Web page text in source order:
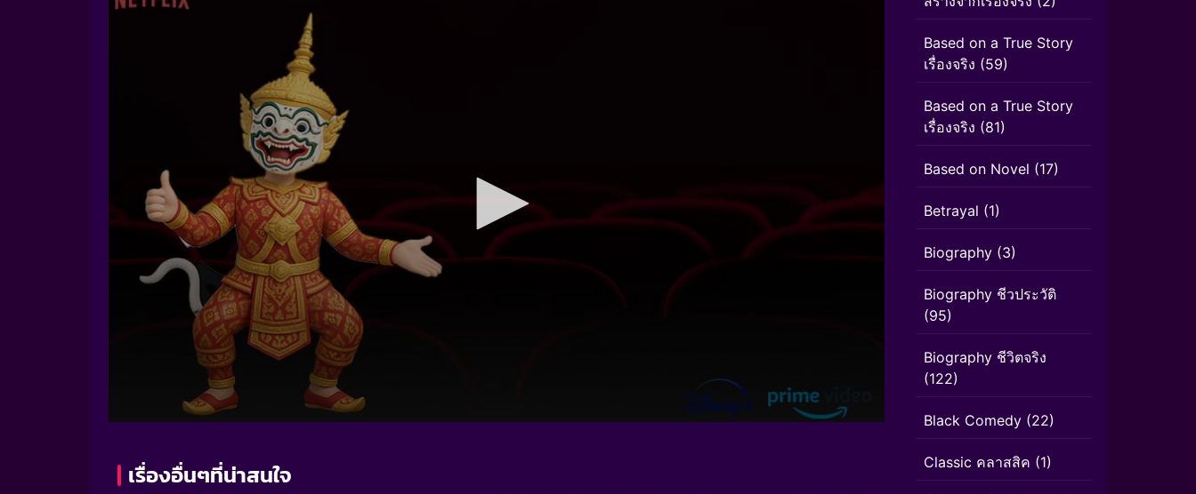
เรื่องอื่นๆที่น่าสนใจ
Based on a True Story
เรื่องจริง (59)
Based on a True Story
เรื่องจริง (81)
Based on Novel (17)
Betrayal (1)
Biography (3)
Biography ชีวประวัติ
(95)
Biography ชีวิตจริง
(122)
Black Comedy (22)
Classic คลาสสิค (1)